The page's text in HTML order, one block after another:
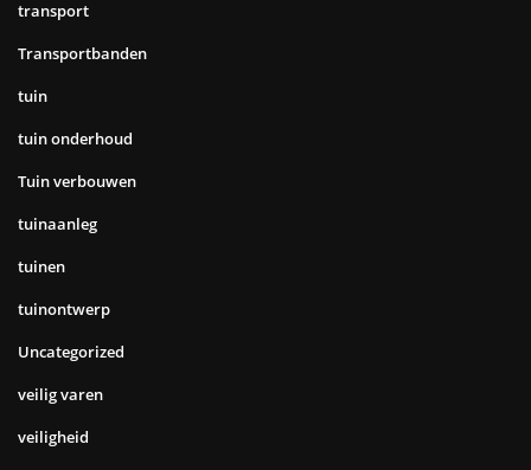
transport
Transportbanden
tuin
tuin onderhoud
Tuin verbouwen
tuinaanleg
tuinen
tuinontwerp
Uncategorized
veilig varen
veiligheid